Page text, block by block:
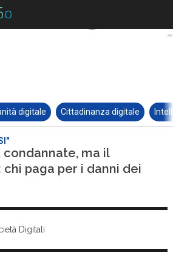
digitale Cittadinanza digitale
ma il
paga per i danni dei
Digitali